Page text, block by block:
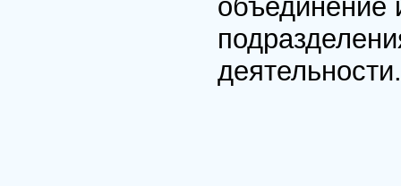
объединение
деятельности.